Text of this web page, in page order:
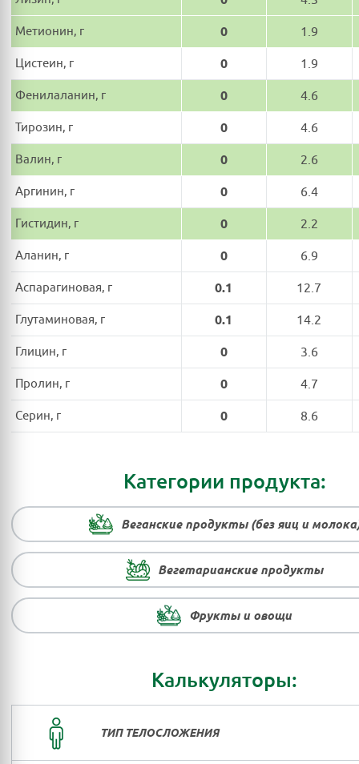
Метионин, г 0 1.9
Цистеин, г 0 1.9
Фенилаланин, г 0 4.6
Тирозин, г 0 4.6
Валин, г 0 2.6
Аргинин, г 0 6.4
Гистидин, г 0 2.2
Аланин, г 0 6.9
Аспарагиновая, г 0.1 12.7
Глутаминовая, г 0.1 14.2
Глицин, г 0 3.6
Пролин, г 0 4.7
Серин, г 0 8.6
Категории продукта:
Веганские продукты (без яиц и
Вегетарианские продукты
Фрукты и овощи
Калькуляторы:
ТИП ТЕЛОСЛОЖЕНИЯ